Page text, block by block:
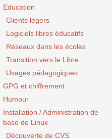
Education
Clients légers
Logiciels libres éducatifs
Réseaux dans les écoles
Transition vers le Libre...
Usages pédagogiques
GPG et chiffrement
Humour
Installation / Administration de
base de Linux
Découverte de CVS